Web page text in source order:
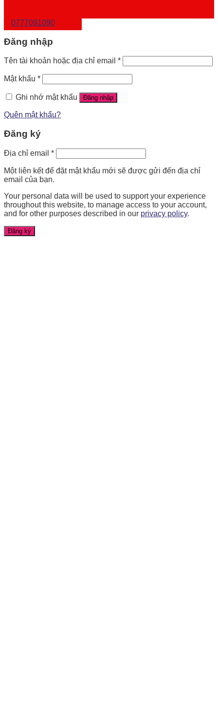
0777091090
Đăng nhập
Tên tài khoản hoặc địa chỉ email *
Mật khẩu *
Ghi nhớ mật khẩu Đăng nhập
Quên mật khẩu?
Đăng ký
Địa chỉ email *
Một liên kết để đặt mật khẩu mới sẽ được gửi đến địa chỉ
email của bạn.
Your personal data will be used to support your experience
throughout this website, to manage access to your account,
and for other purposes described in our privacy policy.
Đăng ký